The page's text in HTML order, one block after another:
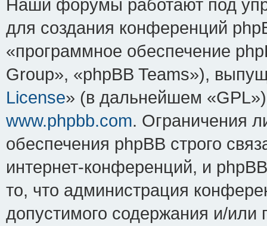
Наши форумы работают под
для создания конференций
«программное обеспечение
Group», «phpBB Teams»),
License» (в дальнейшем
www.phpbb.com. Ограничения
обеспечения phpBB строго
интернет-конференций, и
то, что администрация
допустимого содержания и/или